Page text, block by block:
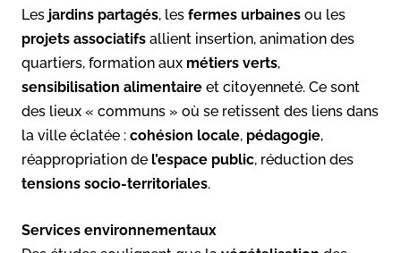
Les jardins partagés, les fermes urbaines ou les
projets associatifs allient insertion, animation des
quartiers, formation aux métiers verts,
sensibilisation alimentaire et citoyenneté. Ce sont
des lieux « communs » où se retissent des liens dans
la ville éclatée : cohésion locale, pédagogie,
réappropriation de l’espace public, réduction des
tensions socio-territoriales.
Services environnementaux